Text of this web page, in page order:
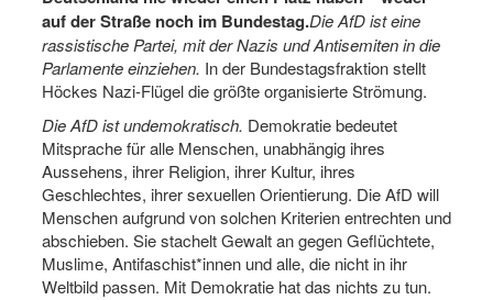
auf der Straße noch im Bundestag.Die AfD ist eine
rassistische Partei, mit der Nazis und Antisemiten in die
Parlamente einziehen. In der Bundestagsfraktion stellt
Höckes Nazi-Flügel die größte organisierte Strömung.
Die AfD ist undemokratisch. Demokratie bedeutet
Mitsprache für alle Menschen, unabhängig ihres
Aussehens, ihrer Religion, ihrer Kultur, ihres
Geschlechtes, ihrer sexuellen Orientierung. Die AfD will
Menschen aufgrund von solchen Kriterien entrechten und
abschieben. Sie stachelt Gewalt an gegen Geflüchtete,
Muslime, Antifaschist*innen und alle, die nicht in ihr
Weltbild passen. Mit Demokratie hat das nichts zu tun.